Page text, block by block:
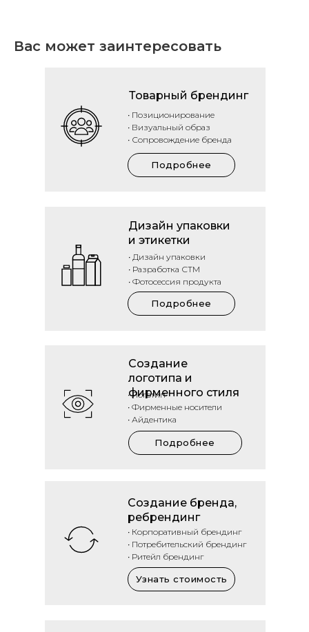
Вас может заинтересовать
Подробнее
Товарный брендинг
Дизайн упаковки
и этикетки
• Дизайн упаковки
• Разработка СТМ
• Фотосессия продукта
Создание
логотипа и
фирменного стиля
Подробнее
Подробнее
• Позиционирование
• Визуальный образ
• Сопровождение бренда
• Логотип
• Фирменные носители
• Айдентика
Узнать стоимость
Создание бренда,
ребрендинг
• Корпоративный брендинг
• Потребительский брендинг
• Ритейл брендинг